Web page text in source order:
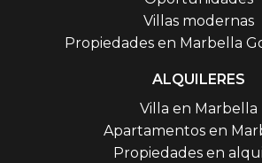
Villas modernas
Propiedades en Marbella
ALQUILERES
Villa en Marbella
Apartamentos en
Propiedades en